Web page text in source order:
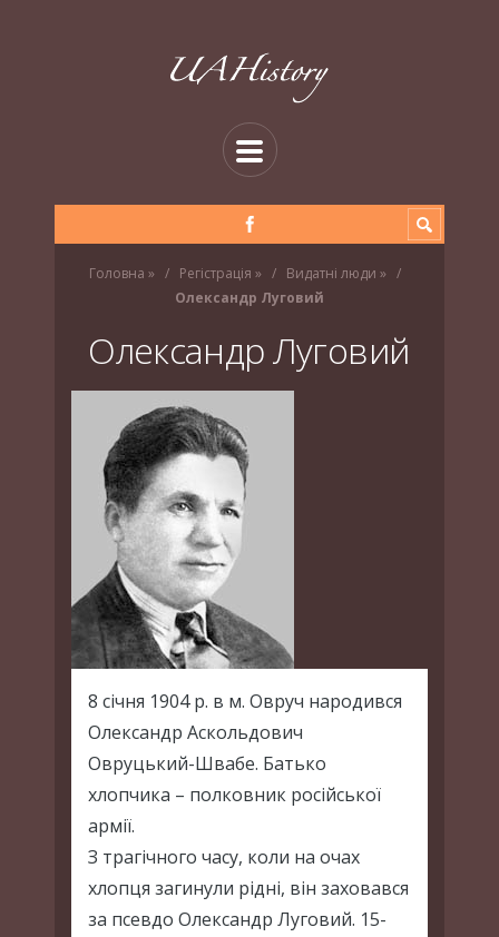
Головна » Регістрація » Видатні люди »
Олександр Луговий
Олександр Луговий
8 січня 1904 р. в м. Овруч народився
Олександр Аскольдович
Овруцький-Швабе. Батько
хлопчика – полковник російської
армії.
З трагічного часу, коли на очах
хлопця загинули рідні, він заховався
за псевдо Олександр Луговий. 15-